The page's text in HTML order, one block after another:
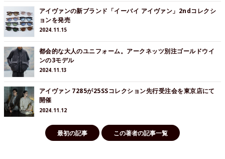
アイヴァンの新ブランド「イーバイ アイヴァン」2ndコレクシ
ョンを発売
2024.11.15
都会的な大人のユニフォーム。アークネッツ別注ゴールドウイ
ンの3モデル
2024.11.13
アイヴァン 7285が25SSコレクション先行受注会を東京店にて
開催
2024.11.12
最初の記事 この著者の記事一覧